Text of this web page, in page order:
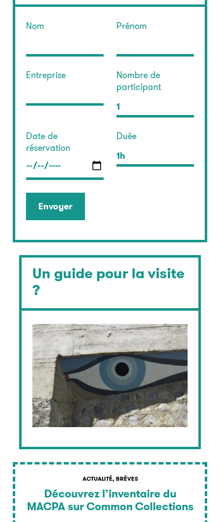
Un guide pour la visite
?
ACTUALITÉ, BRÈVES
Découvrez l’inventaire du
MACPA sur Common Collections
Nom Prénom
Entreprise
Nombre de
participant
1
Date de
réservation
Duée
1h